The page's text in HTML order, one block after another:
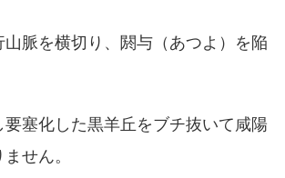
山脈を横切り、閼与（あつよ）を陥
要塞化した黒羊丘をブチ抜いて咸陽
せん。